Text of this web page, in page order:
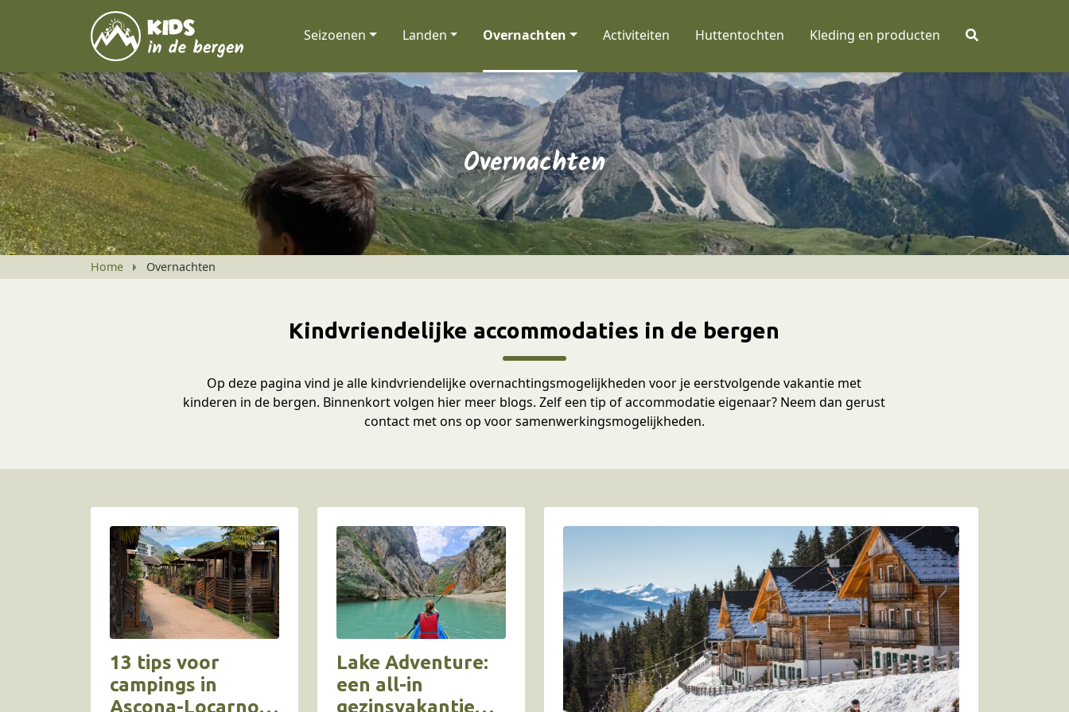
Seizoenen Landen Overnachten Activiteiten Huttentochten Kleding en producten
Overnachten
Home Overnachten
Kindvriendelijke accommodaties in de bergen
Op deze pagina vind je alle kindvriendelijke overnachtingsmogelijkheden voor je eerstvolgende vakantie met
kinderen in de bergen. Binnenkort volgen hier meer blogs. Zelf een tip of accommodatie eigenaar? Neem dan gerust
contact met ons op voor samenwerkingsmogelijkheden.
13 tips voor
campings in
Ascona-Locarno
Lake Adventure:
een all-in
gezinsvakantie